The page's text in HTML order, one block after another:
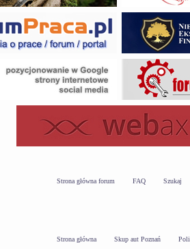
Strona główna forum FAQ Szukaj
Strona główna Skup aut Poznań